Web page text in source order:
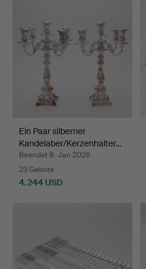
Ein Paar silberner
Kandelaber/Kerzenhalter…
Beendet 8. Jan 2026
23 Gebote
4.244 USD